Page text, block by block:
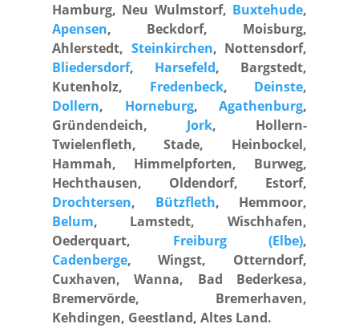
Hamburg, Neu Wulmstorf, Buxtehude,
Apensen, Beckdorf, Moisburg,
Ahlerstedt, Steinkirchen, Nottensdorf,
Bliedersdorf, Harsefeld, Bargstedt,
Kutenholz, Fredenbeck, Deinste,
Dollern, Horneburg,Agathenburg,
Gründendeich, Jork, Hollern-
Twielenfleth, Stade, Heinbockel,
Hammah, Himmelpforten, Burweg,
Hechthausen, Oldendorf, Estorf,
Drochtersen, Bützfleth, Hemmoor,
Belum, Lamstedt, Wischhafen,
Oederquart, Freiburg (Elbe),
Cadenberge, Wingst, Otterndorf,
Cuxhaven, Wanna, Bad Bederkesa,
Bremervörde, Bremerhaven,
Kehdingen, Geestland, Altes Land.